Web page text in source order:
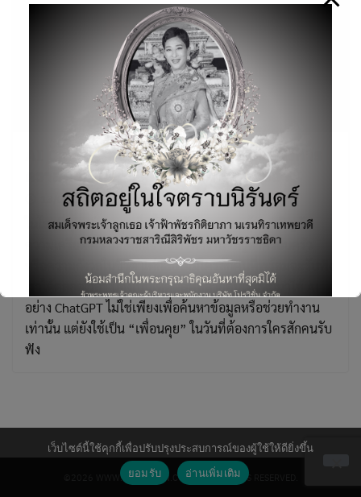
AI ChatGPT เพื่อนคุยคลายทุกข์ ช่วยจัดการ
ความคิดและให้กำลังใจในวันที่เหนื่อยล้า
13/06/2026 บทความ
ในโลกที่ทุกอย่างหมุนเร็วขึ้นทุกวัน หลายคนต้องเผชิญกับ
ความเครียด ความกดดันจากการทำงาน ปัญหาครอบครัว
หรือความกังวลในชีวิต แต่กลับไม่มีใครสักคนที่พร้อมจะรับฟัง
เราได้ตลอดเวลา นี่จึงเป็นเหตุผลที่หลายคนเริ่มหันมาใช้ AI
อย่าง ChatGPT ไม่ใช่เพียงเพื่อค้นหาข้อมูลหรือช่วยทำงาน
เท่านั้น แต่ยังใช้เป็น “เพื่อนคุย” ในวันที่ต้องการใครสักคนรับ
ฟัง
©2026 WWW.PROVISION.CO.TH. ALL RIGHTS RESERVED.
เว็บไซต์นี้ใช้คุกกี้เพื่อปรับปรุงประสบการณ์ของผู้ใช้ให้ดียิ่งขึ้น
ยอมรับ
อ่านเพิ่มเติม